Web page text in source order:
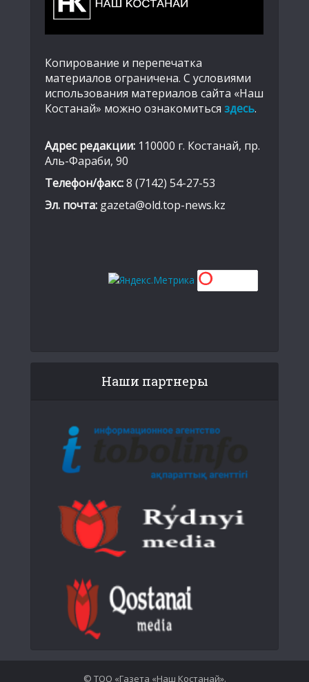
Копирование и перепечатка
материалов ограничена. С условиями
использования материалов сайта «Наш
Костанай» можно ознакомиться здесь.
Адрес редакции: 110000 г. Костанай, пр.
Аль-Фараби, 90
Телефон/факс:8 (7142) 54-27-53
Эл. почта: gazeta@old.top-news.kz
Наши партнеры
© ТОО «Газета «Наш Костанай».